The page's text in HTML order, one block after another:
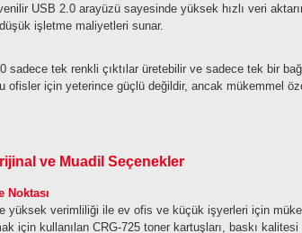
USB 2.0 arayüzü sayesinde yüksek hızlı veri
işletme maliyetleri sunar.
sadece tek renkli çıktılar üretebilir ve sadece tek bir
ofisler için yeterince güçlü değildir, ancak mükemmel
ve Muadil Seçenekler
Noktası
yüksek verimliliği ile ev ofis ve küçük işyerleri için
için kullanılan CRG-725 toner kartuşları, baskı